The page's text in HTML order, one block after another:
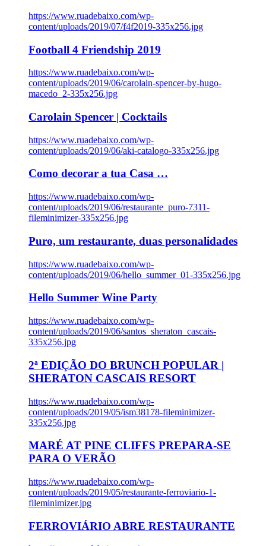
https://www.ruadebaixo.com/wp-
content/uploads/2019/07/f4f2019-335x256.jpg
Football 4 Friendship 2019
https://www.ruadebaixo.com/wp-
content/uploads/2019/06/carolain-spencer-by-hugo-
macedo_2-335x256.jpg
Carolain Spencer | Cocktails
https://www.ruadebaixo.com/wp-
content/uploads/2019/06/aki-catalogo-335x256.jpg
Como decorar a tua Casa …
https://www.ruadebaixo.com/wp-
content/uploads/2019/06/restaurante_puro-7311-
fileminimizer-335x256.jpg
Puro, um restaurante, duas personalidades
https://www.ruadebaixo.com/wp-
content/uploads/2019/06/hello_summer_01-335x256.jpg
Hello Summer Wine Party
https://www.ruadebaixo.com/wp-
content/uploads/2019/06/santos_sheraton_cascais-
335x256.jpg
2ª EDIÇÃO DO BRUNCH POPULAR |
SHERATON CASCAIS RESORT
https://www.ruadebaixo.com/wp-
content/uploads/2019/05/ism38178-fileminimizer-
335x256.jpg
MARÉ AT PINE CLIFFS PREPARA-SE
PARA O VERÃO
https://www.ruadebaixo.com/wp-
content/uploads/2019/05/restaurante-ferroviario-1-
fileminimizer.jpg
FERROVIÁRIO ABRE RESTAURANTE